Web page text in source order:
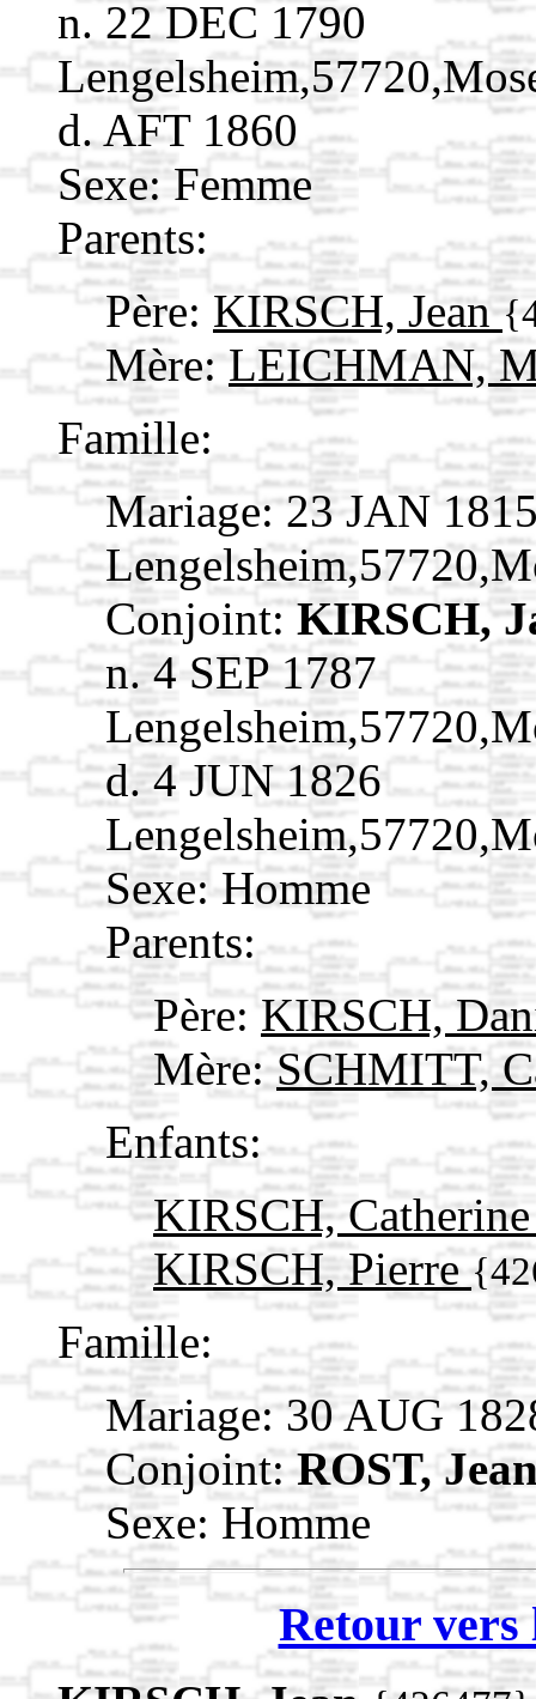
n. 22 DEC 1790
d. AFT 1860
Sexe: Femme
Parents:
Père: KIRSCH, Jean
Mère: LEICHMAN,
Famille:
Mariage: 23 JAN
Conjoint: KIRSCH,
n. 4 SEP 1787
d. 4 JUN 1826
Sexe: Homme
Parents:
Père: KIRSCH,
Mère:SCHMITT,
Enfants:
KIRSCH,
KIRSCH, Pierre
Famille:
Mariage: 30 AUG
Conjoint: ROST,
Sexe: Homme
Retour vers